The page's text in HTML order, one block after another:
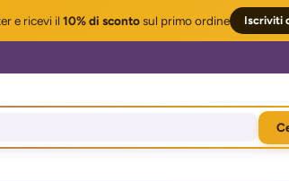
e ricevi il 10% di scontosul primo ordine Iscriviti